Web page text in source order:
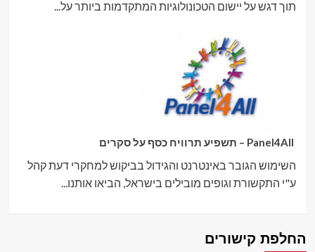
תוך דגש על יישום הטכונולוגיות המתקדמות ביותר על...
השימוש הגובר באינטרנט והגידול בביקוש למחקרי דעת קהל
ע"י התקשורת וגופים מובילים בישראל, הביאו אותנו...
החלפת קישורים